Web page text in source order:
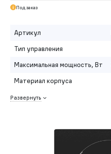
Под заказ
Артикул
Тип управления
Максимальная мощность, Вт
Материал корпуса
Развернуть